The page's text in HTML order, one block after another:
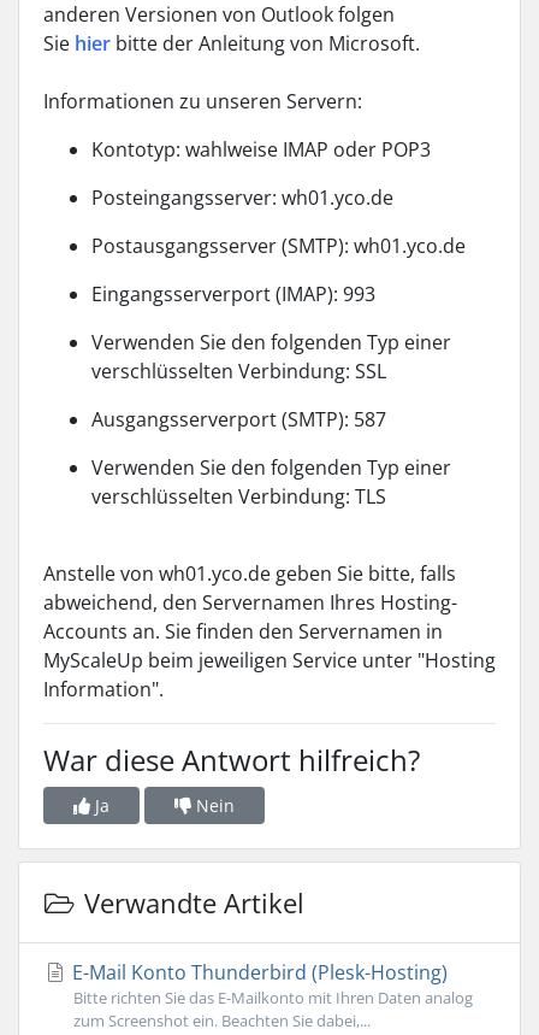
anderen Versionen von Outlook folgen
Sie hier bitte der Anleitung von Microsoft.
Informationen zu unseren Servern:
Kontotyp: wahlweise IMAP oder POP3
Posteingangsserver: wh01.yco.de
Postausgangsserver (SMTP): wh01.yco.de
Eingangsserverport (IMAP): 993
Verwenden Sie den folgenden Typ einer
verschlüsselten Verbindung: SSL
Ausgangsserverport (SMTP): 587
Verwenden Sie den folgenden Typ einer
verschlüsselten Verbindung: TLS
Anstelle von wh01.yco.de geben Sie bitte, falls
abweichend, den Servernamen Ihres Hosting-
Accounts an. Sie finden den Servernamen in
MyScaleUp beim jeweiligen Service unter "Hosting
Information".
War diese Antwort hilfreich?
Ja Nein
Verwandte Artikel
E-Mail Konto Thunderbird (Plesk-Hosting)
Bitte richten Sie das E-Mailkonto mit Ihren Daten analog
zum Screenshot ein. Beachten Sie dabei,...